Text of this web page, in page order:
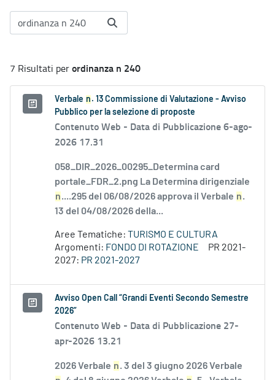
7 Risultati perordinanza n 240
Verbale n . 13 Commissione di Valutazione - Avviso
Pubblico per la selezione di proposte
Contenuto Web - Data di Pubblicazione 6-ago-
2026 17.31
058_DIR_2026_00295_Determina card
portale_FDR_2.png La Determina dirigenziale
n....295 del 06/08/2026 approva il Verbale n.
13 del 04/08/2026 della...
Aree Tematiche: TURISMO E CULTURA
Argomenti: FONDO DI ROTAZIONE
PR 2021-
2027: PR 2021-2027
Avviso Open Call “Grandi Eventi Secondo Semestre
2026”
Contenuto Web - Data di Pubblicazione 27-
apr-2026 13.21
2026 Verbale n. 3 del 3 giugno 2026 Verbale